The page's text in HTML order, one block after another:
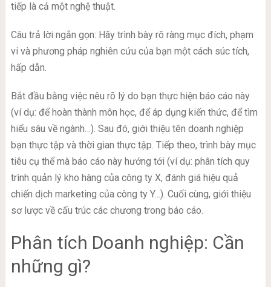
tiếp là cả một nghệ thuật.
Câu trả lời ngắn gọn: Hãy trình bày rõ ràng mục đích, phạm
vi và phương pháp nghiên cứu của bạn một cách súc tích,
hấp dẫn.
Bắt đầu bằng việc nêu rõ lý do bạn thực hiện báo cáo này
(ví dụ: để hoàn thành môn học, để áp dụng kiến thức, để tìm
hiểu sâu về ngành…). Sau đó, giới thiệu tên doanh nghiệp
bạn thực tập và thời gian thực tập. Tiếp theo, trình bày mục
tiêu cụ thể mà báo cáo này hướng tới (ví dụ: phân tích quy
trình quản lý kho hàng của công ty X, đánh giá hiệu quả
chiến dịch marketing của công ty Y…). Cuối cùng, giới thiệu
sơ lược về cấu trúc các chương trong báo cáo.
Phân tích Doanh nghiệp: Cần
những gì?